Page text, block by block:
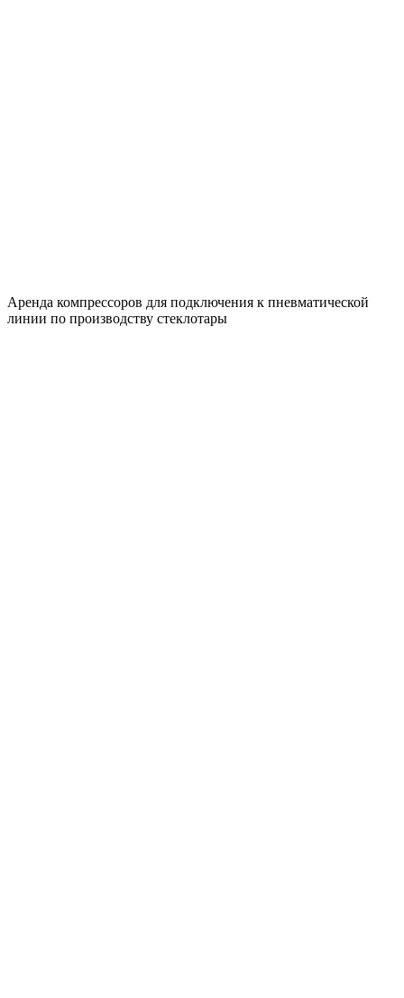
Аренда компрессоров для подключения к пневматической
линии по производству стеклотары